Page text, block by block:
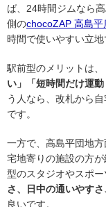
ば、24時間ジムなら
側のchocoZAP 高島平
時間で使いやすい立地
駅前型のメリットは、
い」「短時間だけ運動
う人なら、改札から
です。
一方で、高島平団地
宅地寄りの施設の方
型のスタジオやスポ
さ、日中の通いやす
良いです。